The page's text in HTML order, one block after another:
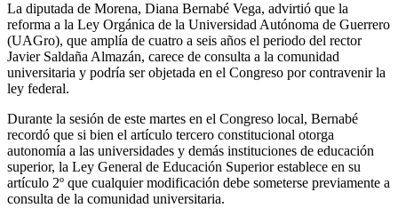
La diputada de Morena, Diana Bernabé Vega, advirtió que la
reforma a la Ley Orgánica de la Universidad Autónoma de Guerrero
(UAGro), que amplía de cuatro a seis años el periodo del rector
Javier Saldaña Almazán, carece de consulta a la comunidad
universitaria y podría ser objetada en el Congreso por contravenir la
ley federal.
Durante la sesión de este martes en el Congreso local, Bernabé
recordó que si bien el artículo tercero constitucional otorga
autonomía a las universidades y demás instituciones de educación
superior, la Ley General de Educación Superior establece en su
artículo 2º que cualquier modificación debe someterse previamente a
consulta de la comunidad universitaria.